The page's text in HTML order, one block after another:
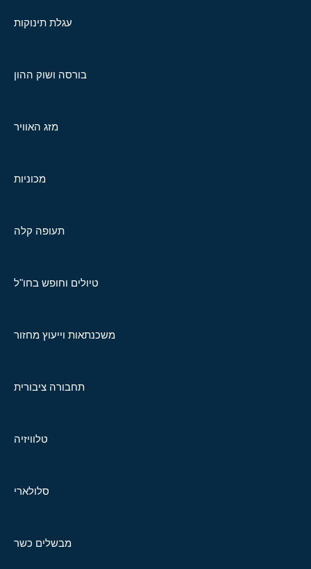
עגלת תינוקות
בורסה ושוק ההון
מזג האוויר
מכוניות
תעופה קלה
טיולים וחופש בחו"ל
משכנתאות וייעוץ מחזור
תחבורה ציבורית
טלוויזיה
סלולארי
מבשלים כשר